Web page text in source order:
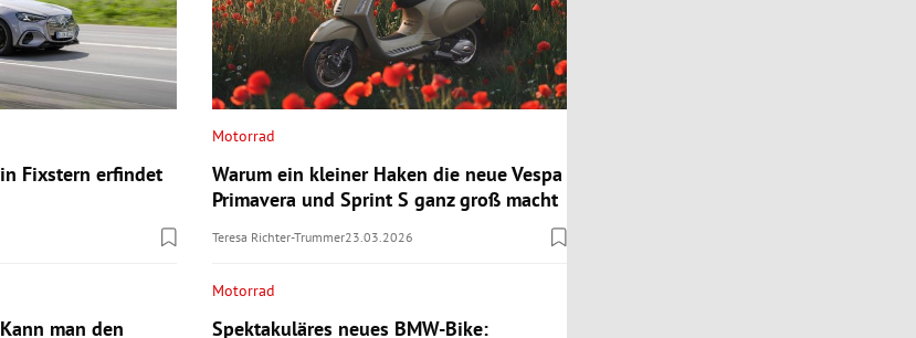
Fixstern erfindet
man den
Motorrad
Warum ein kleiner Haken die neue Vespa
Primavera und Sprint S ganz groß macht
Teresa Richter-Trummer23.03.2026
Motorrad
Spektakuläres neues BMW-Bike: